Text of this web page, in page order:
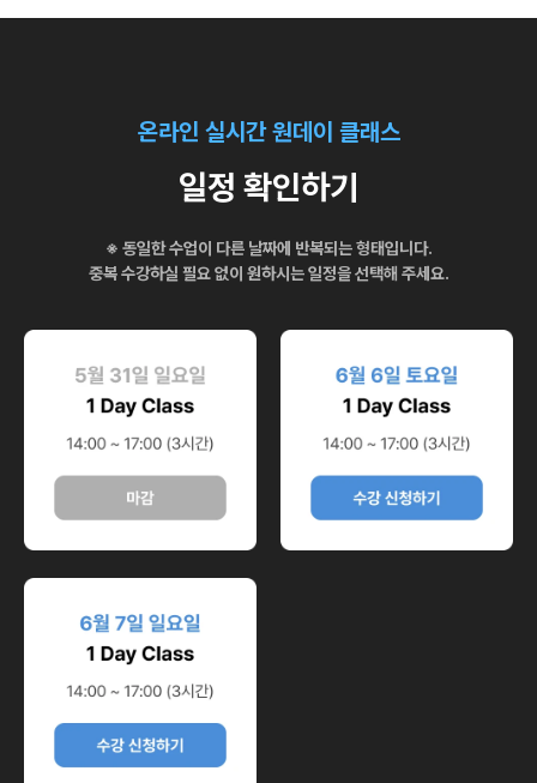
온라인 실시간 원데이 클래스
일정 확인하기
※ 동일한 수업이 다른 날짜에 반복되는 형태입니다.
중복 수강하실 필요 없이 원하시는 일정을 선택해 주세요.